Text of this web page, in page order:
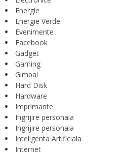
Energie
Energie Verde
Evenimente
Facebook
Gadget
Gaming
Gimbal
Hard Disk
Hardware
Imprimante
Ingrijire personala
Ingrijire personala
Inteligenta Artificiala
Internet